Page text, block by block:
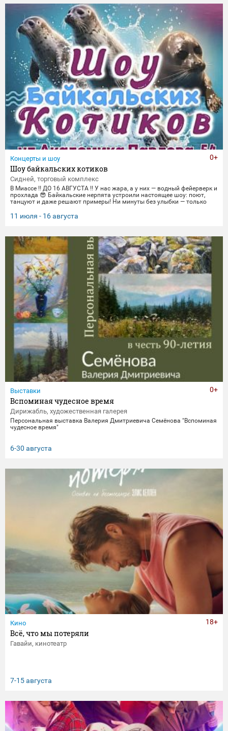
торжественные парады в честь Дня Победы и пронзительные
портреты фронто
Концерты и шоу
Шоу байкальских котиков
Сидней, торговый комплекс
В Миассе ‼️ ДО 16 АВГУСТА ‼️ У нас жара, а у них — водный фейерверк и
прохлада 😎 Байкальские нерпята устроили настоящее шоу: поют,
танцуют и даже решают примеры! Ни минуты без улыбки — только
позитивом вместе с нами! 🌊 График представлений: Со среды по
пятницу 14:00, 16:00,18:30 Суббота и воскресенье
11 июля - 16 августа
0+
Выставки
Вспоминая чудесное время
Дирижабль, художественная галерея
Персональная выставка Валерия Дмитриевича Семёнова "Вспоминая
чудесное время"
6-30 августа
0+
Кино
Всё, что мы потеряли
Гавайи, кинотеатр
7-15 августа
18+